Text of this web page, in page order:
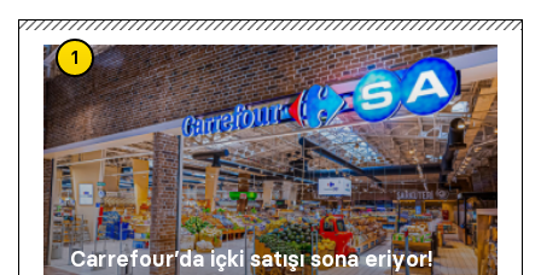
1
Carrefour’da içki satışı sona eriyor!